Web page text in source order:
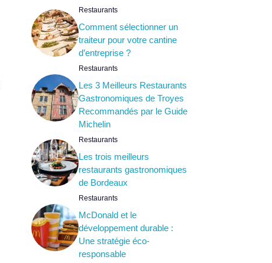
Restaurants
Comment sélectionner un
traiteur pour votre cantine
d’entreprise ?
Restaurants
Les 3 Meilleurs Restaurants
Gastronomiques de Troyes
Recommandés par le Guide
Michelin
Restaurants
Les trois meilleurs
restaurants gastronomiques
de Bordeaux
Restaurants
McDonald et le
développement durable :
Une stratégie éco-
responsable